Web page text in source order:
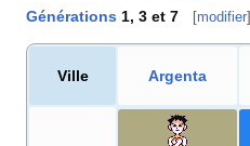
Générations 1, 3 et 7 [modifier]
Ville Argenta